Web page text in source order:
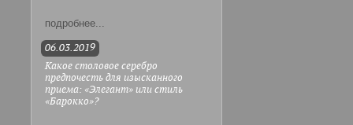
подробнее...
06.03.2019
Какое столовое серебро
предпочесть для изысканного
приема: «Элегант» или стиль
«Барокко»?